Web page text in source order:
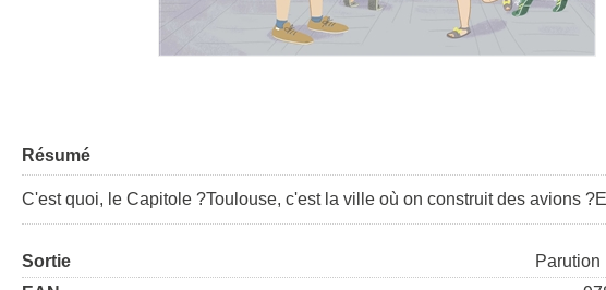
Résumé
C'est quoi, le Capitole ?Toulouse, c'est la ville où on construit des avions
Sortie
Parution